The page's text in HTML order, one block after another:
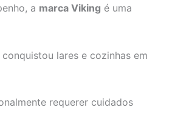
a marca Viking é uma
lares e cozinhas em
requerer cuidados